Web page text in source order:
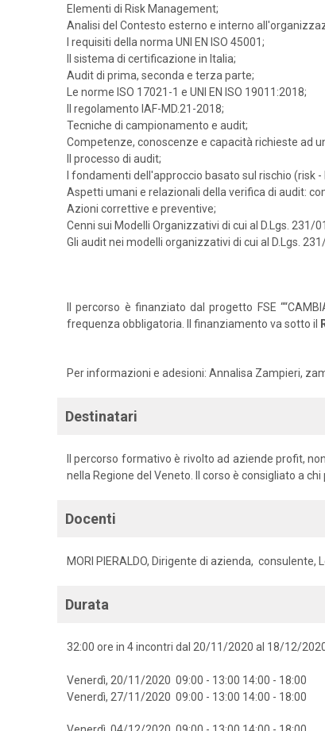
Elementi di Risk Management;
Analisi del Contesto esterno e interno
I requisiti della norma UNI EN ISO 45001;
Il sistema di certificazione in Italia;
Audit di prima, seconda e terza parte;
Le norme ISO 17021-1 e UNI EN ISO 19011:2018;
Il regolamento IAF-MD.21-2018;
Tecniche di campionamento e audit;
Competenze, conoscenze e capacità richieste ad
Il processo di audit;
I fondamenti dell'approccio basato sul rischio (risk
Aspetti umani e relazionali della verifica di audit:
Azioni correttive e preventive;
Cenni sui Modelli Organizzativi di cui al D.Lgs. 231/
Gli audit nei modelli organizzativi di cui al D.Lgs.
Il percorso è finanziato dal progetto FSE
frequenza obbligatoria. Il finanziamento va sotto il
Per informazioni e adesioni: Annalisa Zampieri,
Destinatari
Il percorso formativo è rivolto ad aziende profit,
nella Regione del Veneto. Il corso è consigliato a
Docenti
MORI PIERALDO, Dirigente di azienda,
Durata
32:00 ore in 4 incontri dal 20/11/2020 al 18/12/
Venerdì, 20/11/2020 09:00 - 13:00 14:00 - 18:00
Venerdì, 27/11/2020 09:00 - 13:00 14:00 - 18:00